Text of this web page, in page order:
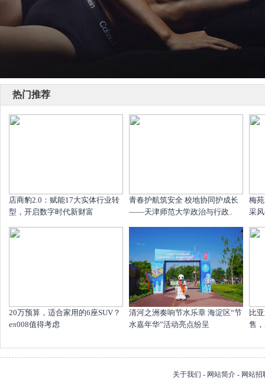
热门推荐
店商豹2.0：赋能17大实体行业转
型，开启数字时代新财富
青春护航筑安全 校地协同护成长
——天津师范大学政治与行政..
梅
采
20万预算，适合家用的6座SUV？
eπ008值得考虑
清河之洲奏响节水乐章 海淀区“节
水嘉年华”活动亮点纷呈
比
售
关于我们 - 网站简介 - 网站招